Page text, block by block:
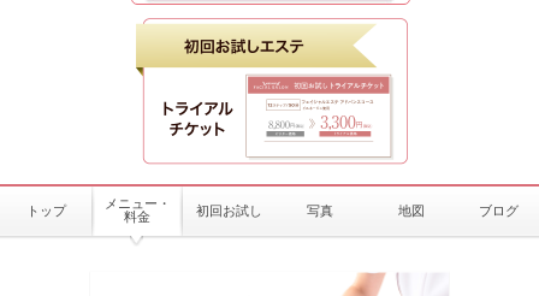
トップ
メニュー・
料金
初回お試し 写真 地図 ブログ